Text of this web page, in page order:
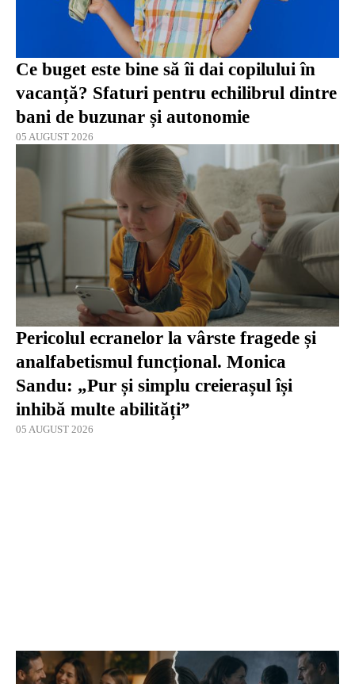
Ce buget este bine să îi dai copilului în
vacanță? Sfaturi pentru echilibrul dintre
bani de buzunar și autonomie
05 AUGUST 2026
Pericolul ecranelor la vârste fragede și
analfabetismul funcțional. Monica
Sandu: „Pur și simplu creierașul își
inhibă multe abilități”
05 AUGUST 2026